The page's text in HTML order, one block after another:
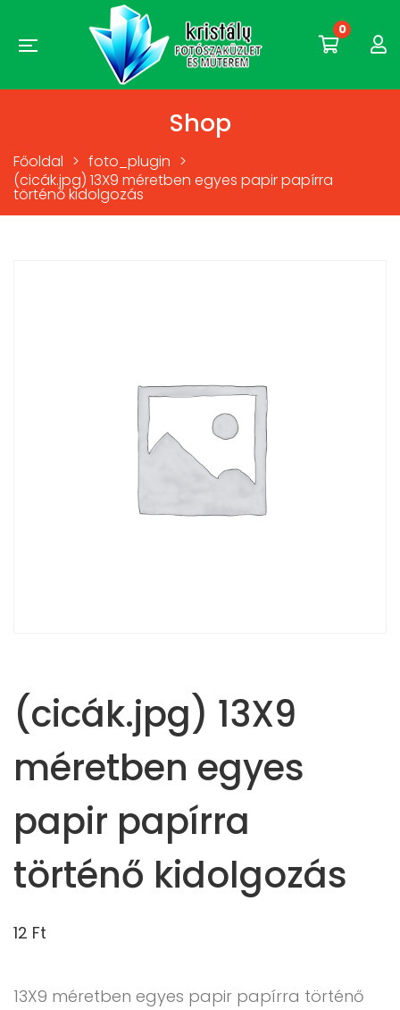
0
Shop
Főoldal > foto_plugin >
(cicák.jpg) 13X9 méretben egyes papir papírra
történő kidolgozás
(cicák.jpg) 13X9
méretben egyes
papir papírra
történő kidolgozás
12 Ft
13X9 méretben egyes papir papírra történő